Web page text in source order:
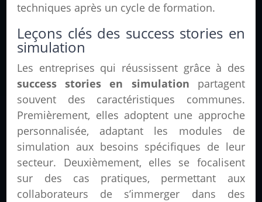
techniques après un cycle de formation.
Leçons clés des success stories en
simulation
Les entreprises qui réussissent grâce à des
success stories en simulation partagent
souvent des caractéristiques communes.
Premièrement, elles adoptent une approche
personnalisée, adaptant les modules de
simulation aux besoins spécifiques de leur
secteur. Deuxièmement, elles se focalisent
sur des cas pratiques, permettant aux
collaborateurs de s’immerger dans des